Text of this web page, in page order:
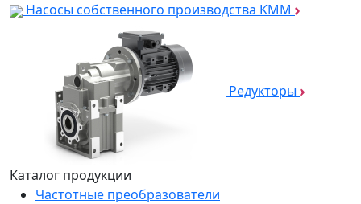
Насосы собственного производства KMM
Редукторы
Каталог продукции
Частотные преобразователи